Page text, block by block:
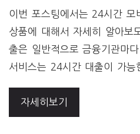
이번 포스팅에서는 24시간
상품에 대해서 자세히 알아보
출은 일반적으로 금융기관마
서비스는 24시간 대출이 가
자세히보기